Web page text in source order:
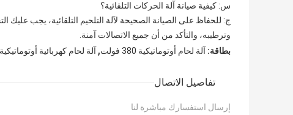
س: كيفية صيانة آلة الحركات التلقائية؟
ج: للحفاظ على الصيانة الصحيحة لآلة التلحيم التلقائية، يجب عليك
وترطيبه، والتأكد من أن جميع الاتصالات آمنة.
بطاقة: آلة لحام أوتوماتيكية 380 فولت , آلة لحام كهربائية أوتوماتيكية CE
تفاصيل الاتصال
إرسال استفسارك مباشرة لنا